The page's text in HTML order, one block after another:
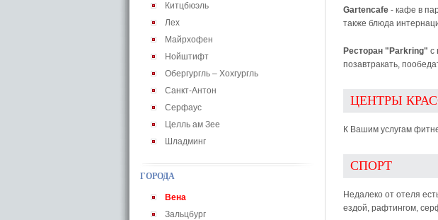
Китцбюэль
Лех
Майрхофен
Нойштифт
Обергургль – Хохгургль
Санкт-Антон
Серфаус
Целль ам Зее
Шладминг
ГОРОДА
Вена
Зальцбург
Gartencafe - кафе в
также блюда
Ресторан "Parkring" с
позавтракать,
ЦЕНТРЫ
К Вашим услугам
СПОРТ
Недалеко от отеля
ездой, рафтингом,